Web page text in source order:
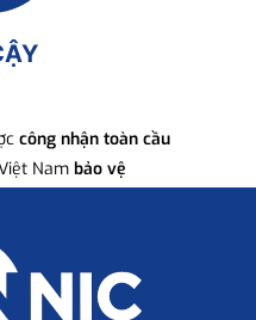
công nhận toàn cầu
Nam bảo vệ